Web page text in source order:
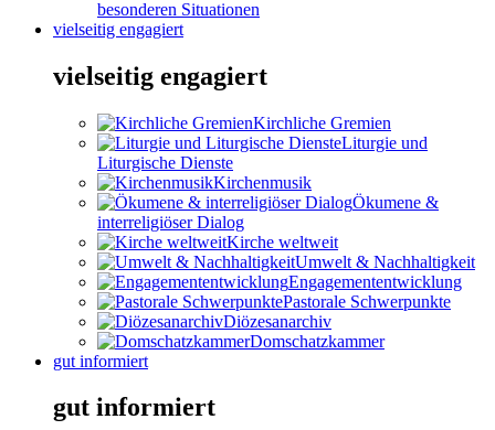
besonderen Situationen
vielseitig engagiert
vielseitig engagiert
Kirchliche Gremien
Liturgie und
Liturgische Dienste
Kirchenmusik
Ökumene &
interreligiöser Dialog
Kirche weltweit
Umwelt & Nachhaltigkeit
Engagemententwicklung
Pastorale Schwerpunkte
Diözesanarchiv
Domschatzkammer
gut informiert
gut informiert